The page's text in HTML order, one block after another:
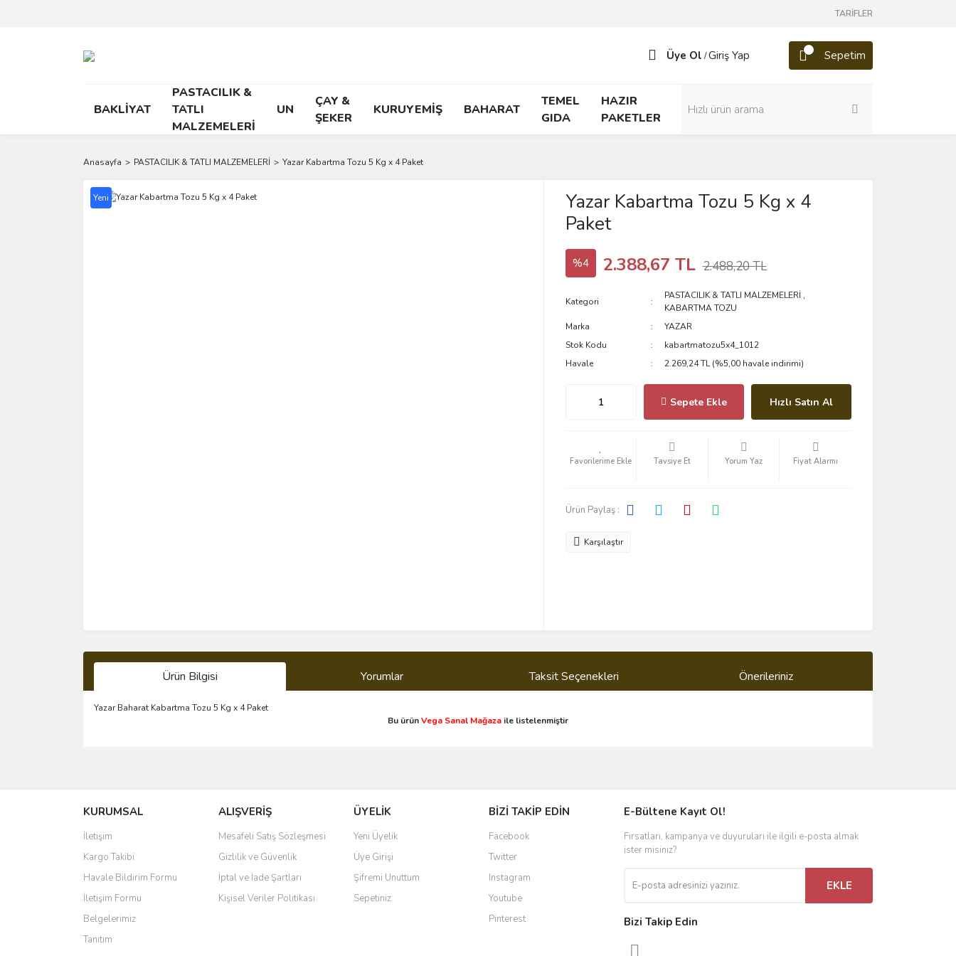
TARİFLER
Üye Ol /Giriş Yap Sepetim
BAKLİYAT
PASTACILIK &
TATLI
MALZEMELERİ
UN
ÇAY &
ŞEKER
KURUYEMİŞ BAHARAT
TEMEL
GIDA
HAZIR
PAKETLER
Anasayfa PASTACILIK & TATLI MALZEMELERİ Yazar Kabartma Tozu 5 Kg x 4 Paket
Yeni
Yazar Kabartma Tozu 5 Kg x 4
Paket
%4 2.388,67 TL 2.488,20 TL
Kategori
PASTACILIK & TATLI MALZEMELERİ ,
KABARTMA TOZU
Marka
YAZAR
Stok Kodu
kabartmatozu5x4_1012
Havale
2.269,24 TL (%5,00 havale indirimi)
Sepete Ekle Hızlı Satın Al
Tavsiye Et Yorum Yaz Fiyat Alarmı
Ürün Paylaş :
Karşılaştır
Ürün Bilgisi Yorumlar Taksit Seçenekleri Önerileriniz
Yazar Baharat Kabartma Tozu 5 Kg x 4 Paket
Bu ürünVega Sanal Mağaza ile listelenmiştir
Ürün resmi kalitesiz, bozuk veya görüntülenemiyor.
Ürün açıklamasında eksik bilgiler bulunuyor.
Ürün bilgilerinde hatalar bulunuyor.
Ürün fiyatı diğer sitelerden daha pahalı.
Bu ürüne benzer farklı alternatifler olmalı.
KURUMSAL
İletişim
Kargo Takibi
Havale Bildirim Formu
İletişim Formu
Belgelerimiz
Tanıtım
ALIŞVERİŞ
Mesafeli Satış Sözleşmesi
Gizlilik ve Güvenlik
İptal ve İade Şartları
Kişisel Veriler Politikası
ÜYELİK
Yeni Üyelik
Üye Girişi
Şifremi Unuttum
Sepetiniz
BİZİ TAKİP EDİN
Facebook
Twitter
Instagram
Youtube
Pinterest
E-Bültene Kayıt Ol!
Fırsatları, kampanya ve duyuruları ile ilgili e-posta almak
ister misiniz?
EKLE
Bizi Takip Edin